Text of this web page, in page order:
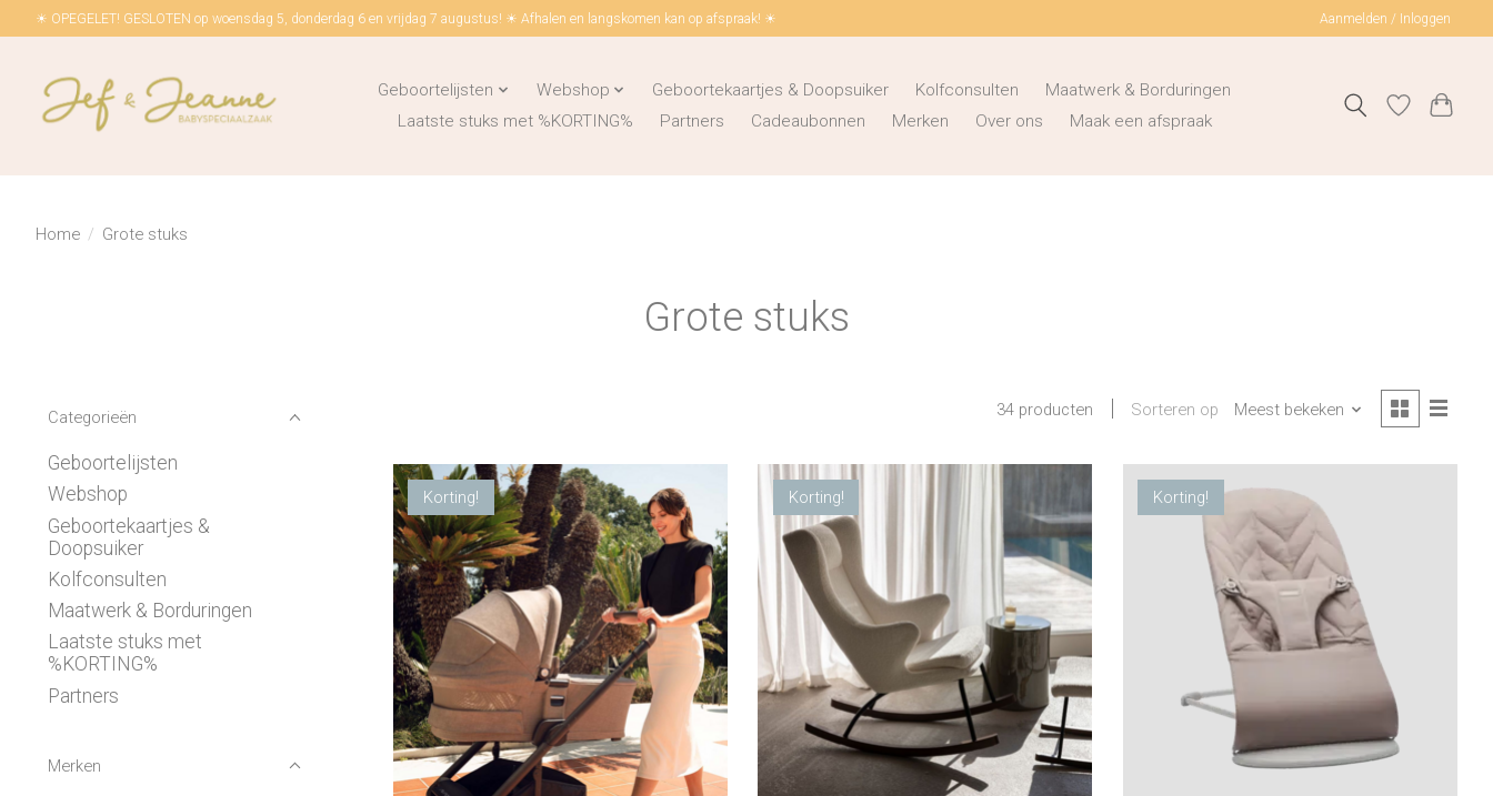
☀ OPEGELET! GESLOTEN op woensdag 5, donderdag 6 en vrijdag 7 augustus! ☀ Afhalen en langskomen kan op afspraak! ☀ Aanmelden / Inloggen
Geboortelijsten Webshop Geboortekaartjes & Doopsuiker Kolfconsulten
Maatwerk & Borduringen
Laatste stuks met %KORTING%
Partners Cadeaubonnen Merken Over ons Maak een afspraak
Home / Grote stuks
Grote stuks
Categorieën
Geboortelijsten
Webshop
Geboortekaartjes &
Doopsuiker
Kolfconsulten
Maatwerk & Borduringen
Laatste stuks met
%KORTING%
Partners
Merken
34 producten Sorteren op Meest bekeken
Korting! Korting! Korting!